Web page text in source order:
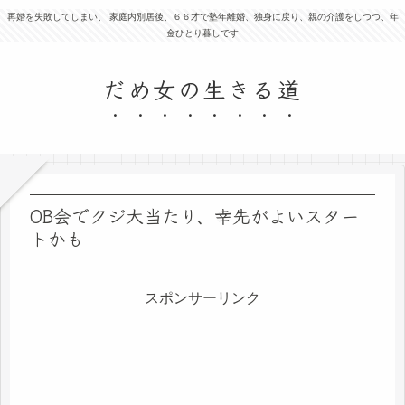
再婚を失敗してしまい、 家庭内別居後、６６才で塾年離婚、独身に戻り、親の介護をしつつ、年
金ひとり暮しです
だめ女の生きる道
OB会でクジ大当たり、幸先がよいスター
トかも
スポンサーリンク